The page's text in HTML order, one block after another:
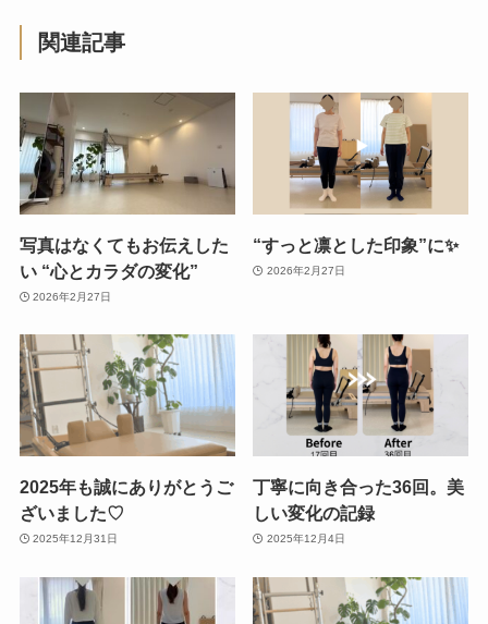
関連記事
写真はなくてもお伝えした
い “心とカラダの変化”
2026年2月27日
“すっと凛とした印象”に✨
2026年2月27日
2025年も誠にありがとうご
ざいました♡
2025年12月31日
丁寧に向き合った36回。美
しい変化の記録
2025年12月4日